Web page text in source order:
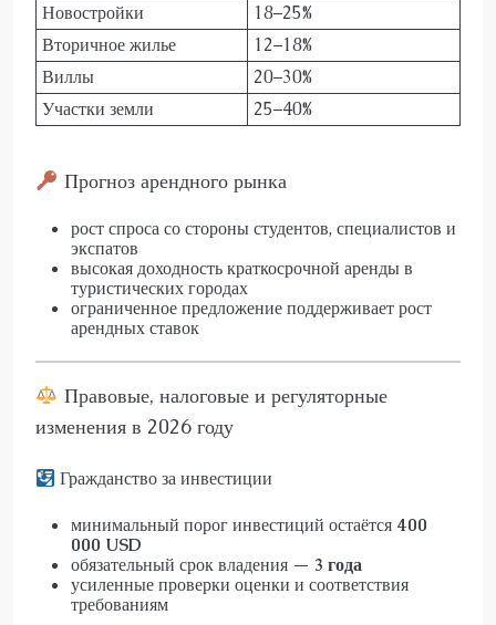
Новостройки
18–25%
Вторичное жилье
12–18%
Виллы
20–30%
Участки земли
25–40%
Прогноз арендного рынка
рост спроса со стороны студентов, специалистов и
экспатов
высокая доходность краткосрочной аренды в
туристических городах
ограниченное предложение поддерживает рост
арендных ставок
Правовые, налоговые и регуляторные
изменения в 2026 году
Гражданство за инвестиции
минимальный порог инвестиций остаётся 400
000 USD
обязательный срок владения — 3 года
усиленные проверки оценки и соответствия
требованиям